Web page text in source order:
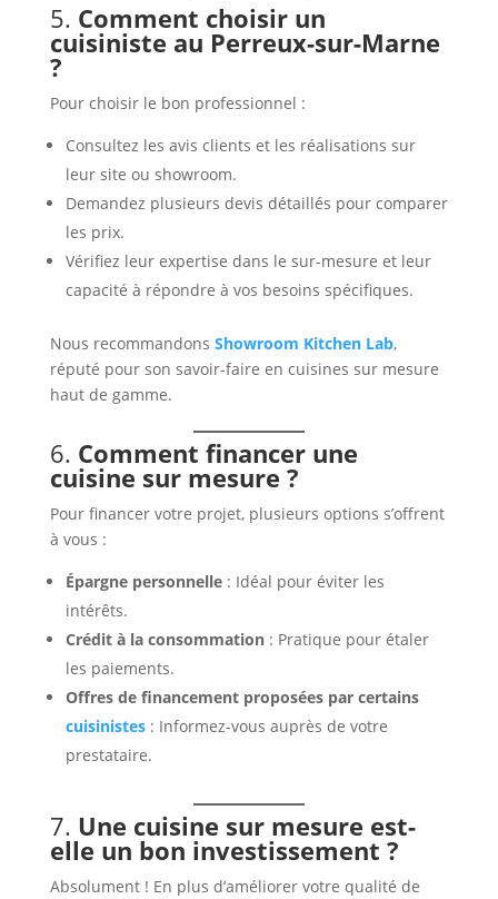
5. Comment choisir un
cuisiniste au Perreux-sur-Marne
?
Pour choisir le bon professionnel :
Consultez les avis clients et les réalisations sur
leur site ou showroom.
Demandez plusieurs devis détaillés pour comparer
les prix.
Vérifiez leur expertise dans le sur-mesure et leur
capacité à répondre à vos besoins spécifiques.
Nous recommandons Showroom Kitchen Lab,
réputé pour son savoir-faire en cuisines sur mesure
haut de gamme.
6. Comment financer une
cuisine sur mesure ?
Pour financer votre projet, plusieurs options s’offrent
à vous :
Épargne personnelle: Idéal pour éviter les
intérêts.
Crédit à la consommation: Pratique pour étaler
les paiements.
Offres de financement proposées par certains
cuisinistes : Informez-vous auprès de votre
prestataire.
7. Une cuisine sur mesure est-
elle un bon investissement ?
Absolument ! En plus d’améliorer votre qualité de